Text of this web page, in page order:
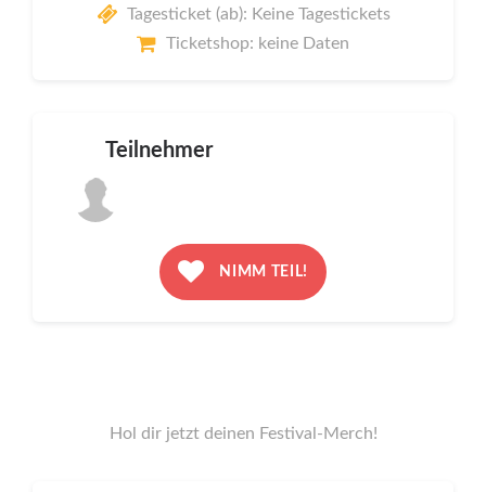
Tagesticket (ab): Keine Tagestickets
Ticketshop: keine Daten
Teilnehmer
NIMM TEIL!
Hol dir jetzt deinen Festival-Merch!